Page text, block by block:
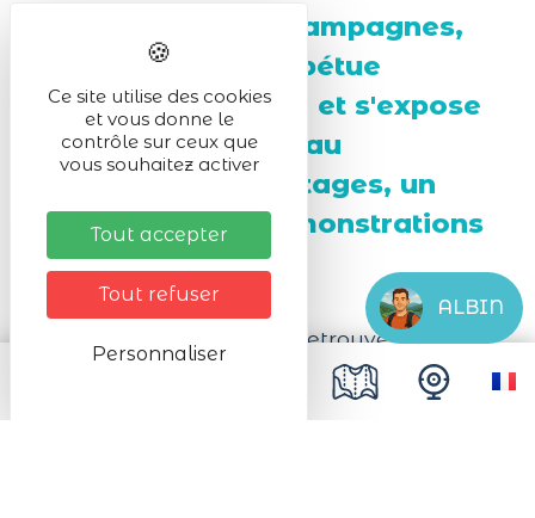
Artisanat de nos campagnes,
la vannerie se perpétue
aujourd'hui encore et s'expose
cette année avec, au
programme, des stages, un
marché et des démonstrations
de savoir-faire.
La vannerie est un art à retrouver, une
passion à partager lors du marché des
ALBIN
Ce site utilise des cookies
et vous donne le
contrôle sur ceux que
vous souhaitez activer
Tout accepter
Tout refuser
Personnaliser